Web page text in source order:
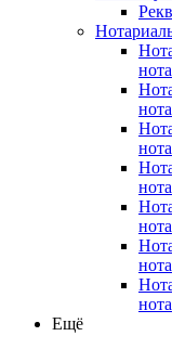
Ещё